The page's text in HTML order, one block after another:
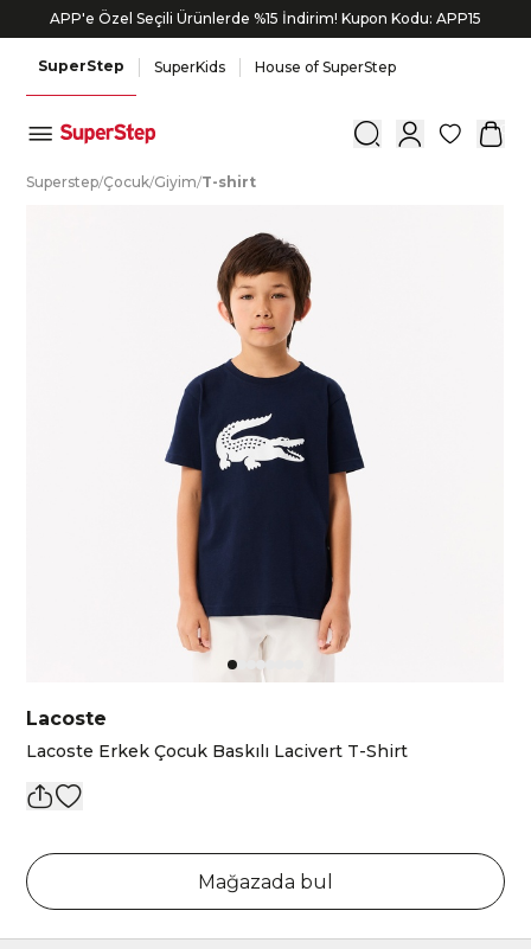
APP'e Özel Seçili Ürünlerde %15 İndirim! Kupon Kodu: APP15
SuperStep SuperKids House of SuperStep
0
Superstep/Çocuk/Giyim/T-shirt
Lacoste
Lacoste Erkek Çocuk Baskılı Lacivert T-Shirt
Mağazada bul